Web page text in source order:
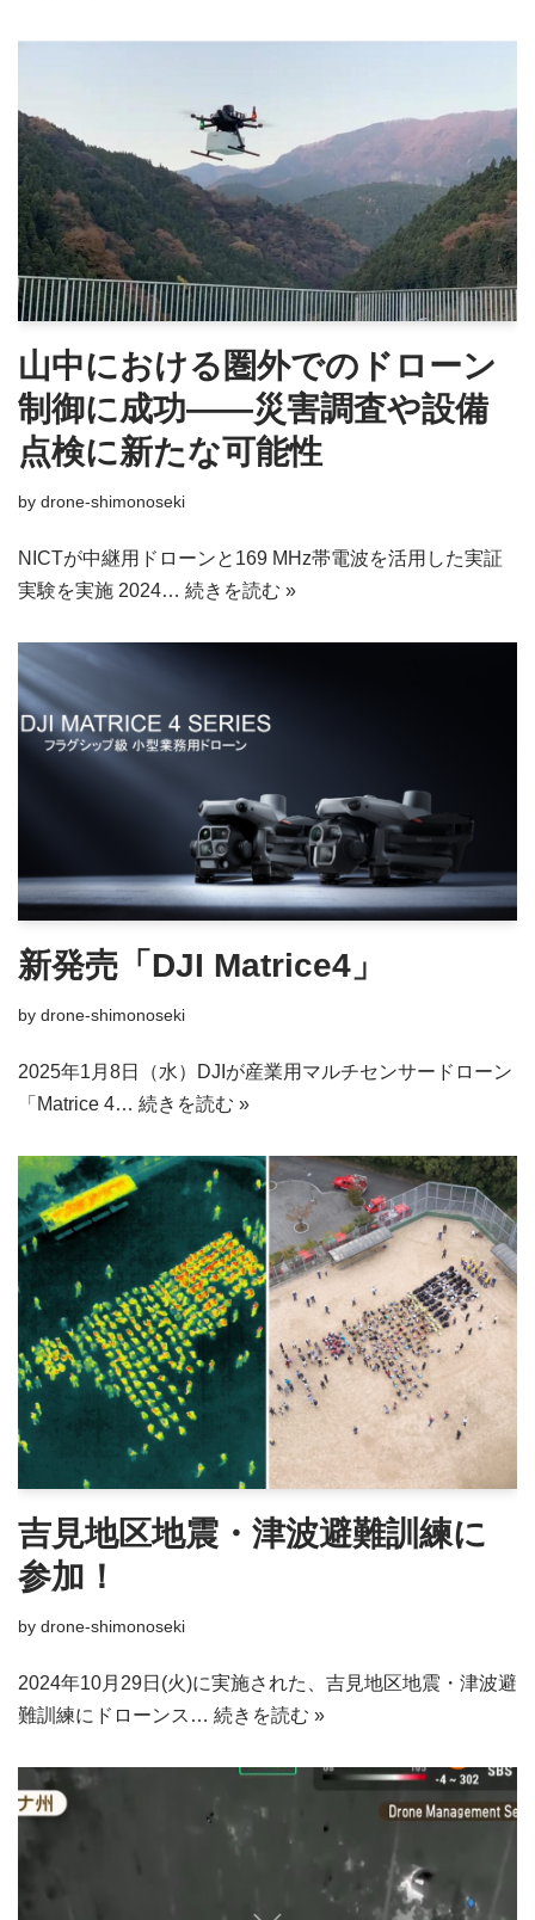
山中における圏外でのドローン
制御に成功——災害調査や設備
点検に新たな可能性
by drone-shimonoseki
NICTが中継用ドローンと169 MHz帯電波を活用した実証
実験を実施 2024… 続きを読む »
新発売「DJI Matrice4」
by drone-shimonoseki
2025年1月8日（水）DJIが産業用マルチセンサードローン
「Matrice 4… 続きを読む »
吉見地区地震・津波避難訓練に
参加！
by drone-shimonoseki
2024年10月29日(火)に実施された、吉見地区地震・津波避
難訓練にドローンス… 続きを読む »